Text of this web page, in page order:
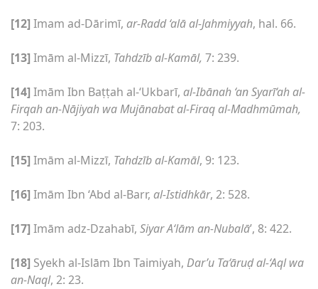
[12] Imam ad-Dārimī, ar-Radd ‘alā al-Jahmiyyah, hal. 66.
[13] Imām al-Mizzī, Tahdzīb al-Kamāl, 7: 239.
[14] Imām Ibn Baṭṭah al-‘Ukbarī, al-Ibānah ‘an Syarī‘ah al-
Firqah an-Nājiyah wa Mujānabat al-Firaq al-Madhmūmah,
7: 203.
[15] Imām al-Mizzī, Tahdzīb al-Kamāl, 9: 123.
[16] Imām Ibn ‘Abd al-Barr, al-Istidhkār, 2: 528.
[17] Imām adz-Dzahabī, Siyar A‘lām an-Nubalā’, 8: 422.
[18] Syekh al-Islām Ibn Taimiyah, Dar’u Ta‘āruḍ al-‘Aql wa
an-Naql, 2: 23.